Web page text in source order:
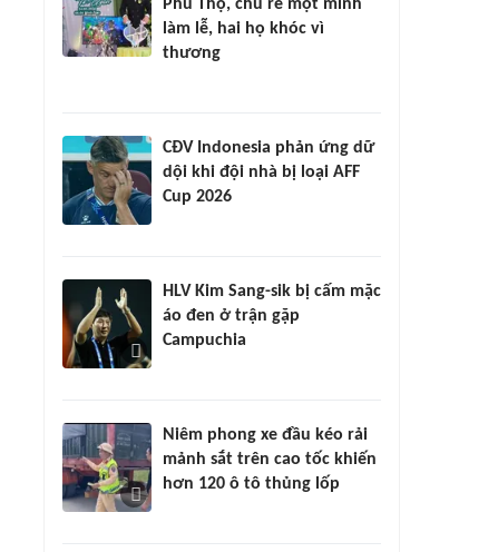
Phú Thọ, chú rể một mình
làm lễ, hai họ khóc vì
thương
CĐV Indonesia phản ứng dữ
dội khi đội nhà bị loại AFF
Cup 2026
HLV Kim Sang-sik bị cấm mặc
áo đen ở trận gặp
Campuchia
Niêm phong xe đầu kéo rải
mảnh sắt trên cao tốc khiến
hơn 120 ô tô thủng lốp